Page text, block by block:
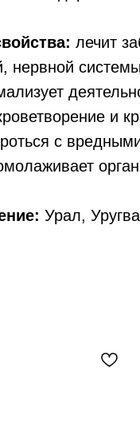
лечит
нервной
и
с
Урал,